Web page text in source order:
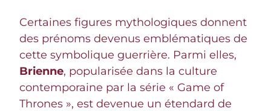
Certaines figures mythologiques donnent
des prénoms devenus emblématiques de
cette symbolique guerrière. Parmi elles,
Brienne, popularisée dans la culture
contemporaine par la série « Game of
Thrones », est devenue un étendard de